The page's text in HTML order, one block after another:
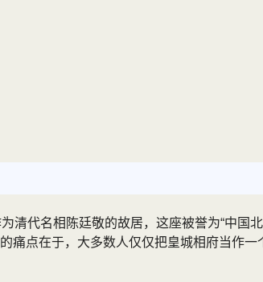
代名相陈廷敬的故居，这座被誉为“中国
痛点在于，大多数人仅仅把皇城相府当作